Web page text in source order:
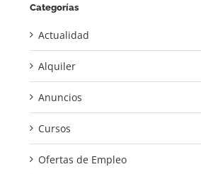
Categorías
Actualidad
Alquiler
Anuncios
Cursos
Ofertas de Empleo